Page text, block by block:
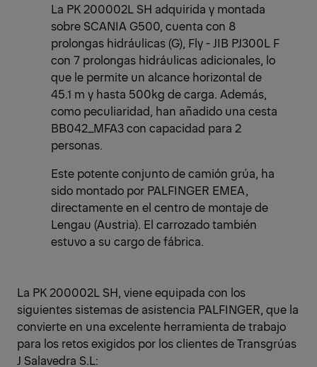
La PK 200002L SH adquirida y montada
sobre SCANIA G500, cuenta con 8
prolongas hidráulicas (G), Fly - JIB PJ300L F
con 7 prolongas hidráulicas adicionales, lo
que le permite un alcance horizontal de
45.1 m y hasta 500kg de carga. Además,
como peculiaridad, han añadido una cesta
BB042_MFA3 con capacidad para 2
personas.
Este potente conjunto de camión grúa, ha
sido montado por PALFINGER EMEA,
directamente en el centro de montaje de
Lengau (Austria). El carrozado también
estuvo a su cargo de fábrica.
La PK 200002L SH, viene equipada con los
siguientes sistemas de asistencia PALFINGER, que la
convierte en una excelente herramienta de trabajo
para los retos exigidos por los clientes de Transgrúas
J Salavedra S.L: